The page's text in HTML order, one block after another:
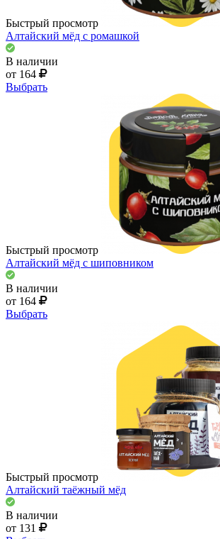
Быстрый просмотр
Алтайский мёд с ромашкой
В наличии
от 164
Выбрать
Быстрый просмотр
Алтайский мёд с шиповником
В наличии
от 164
Выбрать
Быстрый просмотр
Алтайский таёжный мёд
В наличии
от 131